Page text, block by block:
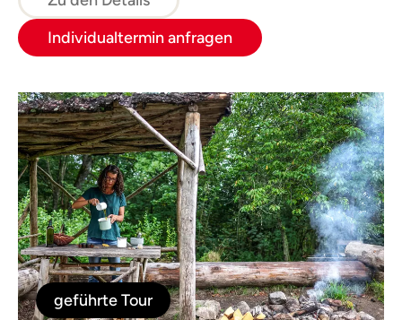
Wasser & Wald und Bienen.
Individualtermin anfragen
geführte Tour